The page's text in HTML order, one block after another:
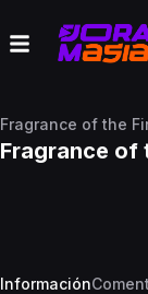
Fragrance of the
Fragrance of
Información